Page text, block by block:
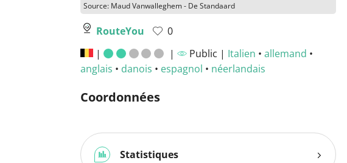
Source: Maud Vanwalleghem - De Standaard
RouteYou
0
|
| Public | Italien • allemand •
anglais • danois • espagnol • néerlandais
Coordonnées
Statistiques